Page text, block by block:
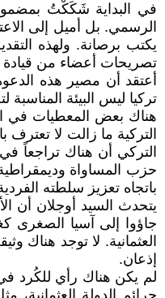
في البداية شَكَكْتُ
الرسمي. بل أميل إلى
يكتب برصانة. ولهذه
تصريحات أعضاء من قيادة
أعتقد أن مصير هذه
تركيا ليس البيئة
هناك بعض المعطيات في
التركية ما زالت لا
التركي أن هناك تراجعاً
حزب المساواة
باتجاه تعزيز سلطته
يتحدث السيد أوجلان أن
جاؤوا إلى آسيا الصغرى
العثمانية. لا توجد هناك
إذعان.
لم يكن هناك رأي للكُرد